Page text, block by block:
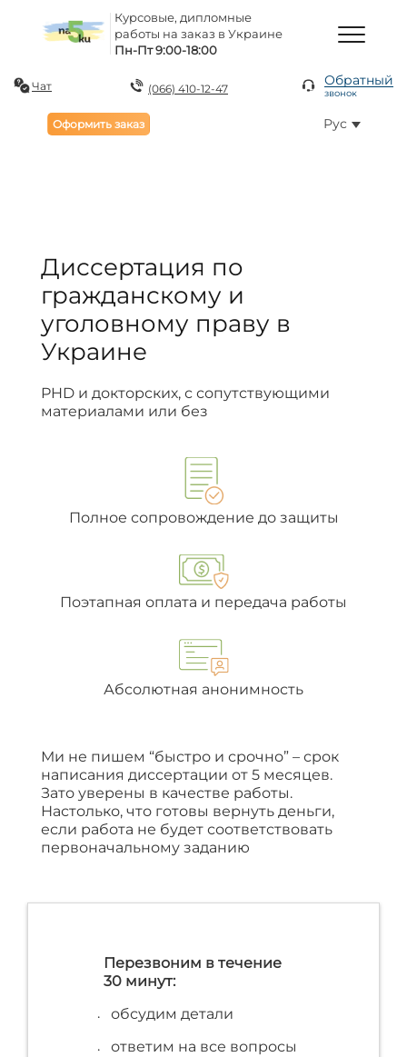
Курсовые, дипломные
работы на заказ в Украине
Пн-Пт 9:00-18:00
Чат (066) 410-12-47 Обратный
звонок
Оформить заказ Рус
Диссертация по
гражданскому и
уголовному праву в
Украине
PHD и докторских, с сопутствующими
материалами или без
Полное сопровождение до защиты
Поэтапная оплата и передача работы
Абсолютная анонимность
Ми не пишем “быстро и срочно” – срок
написания диссертации от 5 месяцев.
Зато уверены в качестве работы.
Настолько, что готовы вернуть деньги,
если работа не будет соответствовать
первоначальному заданию
Перезвоним в течение
30 минут:
обсудим детали
ответим на все вопросы